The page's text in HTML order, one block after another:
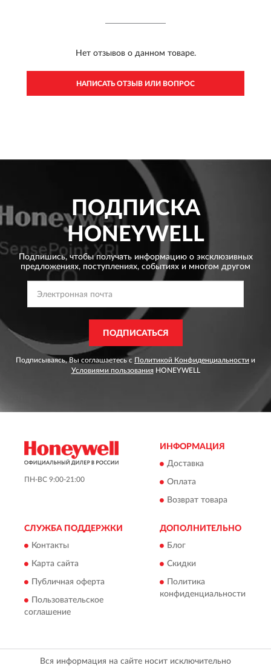
Нет отзывов о данном товаре.
НАПИСАТЬ ОТЗЫВ ИЛИ ВОПРОС
ПОДПИСКА
HONEYWELL
Подпишись, чтобы получать информацию о эксклюзивных
предложениях, поступлениях, событиях и многом другом
ПОДПИСАТЬСЯ
Подписываясь, Вы соглашаетесь с Политикой Конфиденциальности и
Условиями пользованияHONEYWELL
ПН-ВС 9:00-21:00
ИНФОРМАЦИЯ
Доставка
Оплата
Возврат товара
СЛУЖБА ПОДДЕРЖКИ
Контакты
Карта сайта
Публичная оферта
Пользовательское
соглашение
ДОПОЛНИТЕЛЬНО
Блог
Скидки
Политика
конфиденциальности
Вся информация на сайте носит исключительно